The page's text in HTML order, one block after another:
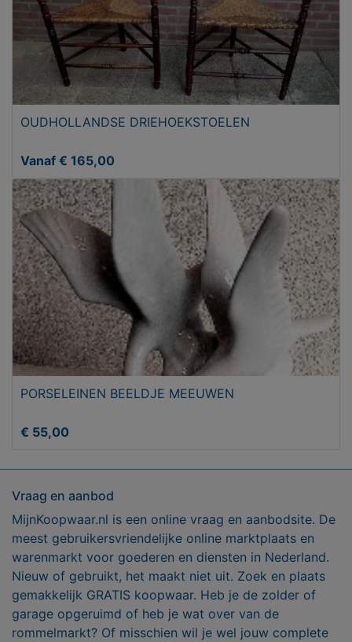
OUDHOLLANDSE DRIEHOEKSTOELEN
Vanaf € 165,00
PORSELEINEN BEELDJE MEEUWEN
€ 55,00
Vraag en aanbod
MijnKoopwaar.nl is een online vraag en aanbodsite. De
meest gebruikersvriendelijke online marktplaats en
warenmarkt voor goederen en diensten in Nederland.
Nieuw of gebruikt, het maakt niet uit. Zoek en plaats
gemakkelijk GRATIS koopwaar. Heb je de zolder of
garage opgeruimd of heb je wat over van de
rommelmarkt? Of misschien wil je wel jouw complete